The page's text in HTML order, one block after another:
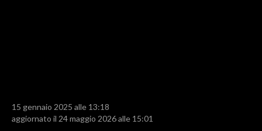
CALCIO REGIONALE
15 gennaio 2025 alle 13:18
aggiornato il 24 maggio 2026 alle 15:01